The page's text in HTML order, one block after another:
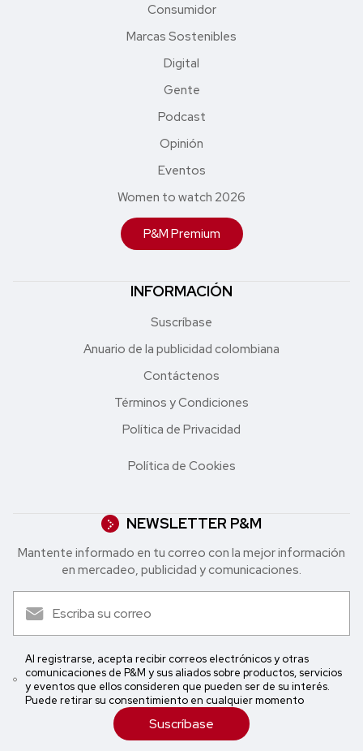
Consumidor
Marcas Sostenibles
Digital
Gente
Podcast
Opinión
Eventos
Women to watch 2026
P&M Premium
INFORMACIÓN
Suscríbase
Anuario de la publicidad colombiana
Contáctenos
Términos y Condiciones
Política de Privacidad
Política de Cookies
NEWSLETTER P&M
Mantente informado en tu correo con la mejor in formación
en mercadeo, publicidad y comunicaciones.
Al registrarse, acepta recibir correos electrónicos y otras
comunicaciones de P&M y sus aliados sobre productos, servicios
y eventos que ellos consideren que pueden ser de su interés.
Puede retirar su consentimiento en cualquier momento
Suscríbase